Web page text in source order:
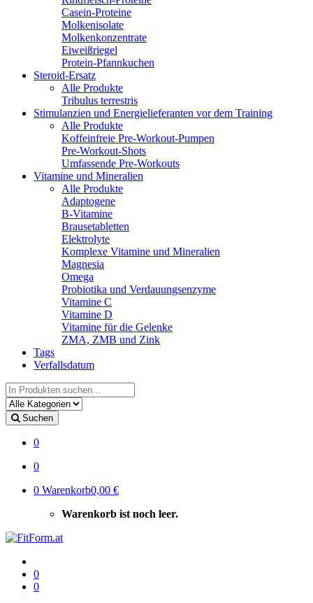
Casein-Proteine
Molkenisolate
Molkenkonzentrate
Eiweißriegel
Protein-Pfannkuchen
Steroid-Ersatz
Alle Produkte
Tribulus terrestris
Stimulanzien und Energielieferanten vor dem Training
Alle Produkte
Koffeinfreie Pre-Workout-Pumpen
Pre-Workout-Shots
Umfassende Pre-Workouts
Vitamine und Mineralien
Alle Produkte
Adaptogene
B-Vitamine
Brausetabletten
Elektrolyte
Komplexe Vitamine und Mineralien
Magnesia
Omega
Probiotika und Verdauungsenzyme
Vitamine C
Vitamine D
Vitamine für die Gelenke
ZMA, ZMB und Zink
Tags
Verfallsdatum
Suche
Suchen
0
0
0 Warenkorb0,00 €
Warenkorb ist noch leer.
0
0